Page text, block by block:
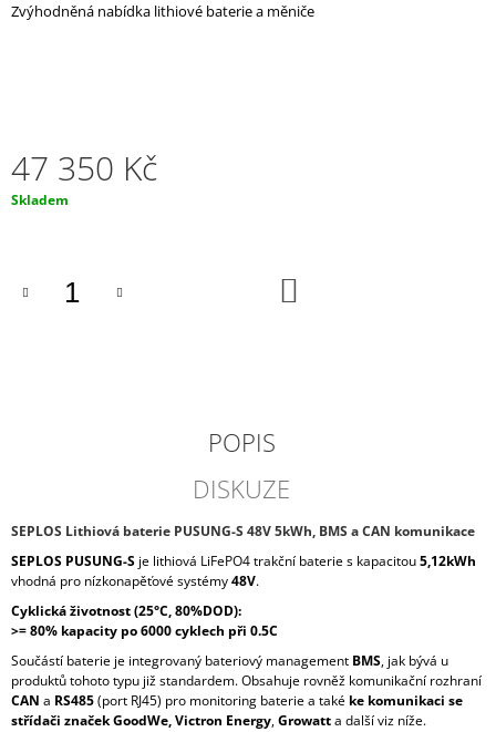
Zvýhodněná nabídka lithiové baterie a měniče
47 350 Kč
Měrná
Skladem
POPIS
DISKUZE
SEPLOS Lithiová baterie PUSUNG-S 48V 5kWh, BMS a CAN komunikace
SEPLOS PUSUNG-S je lithiová LiFePO4 trakční baterie s kapacitou5,12kWh
vhodná pro nízkonapěťové systémy48V.
Cyklická životnost (25°C, 80%DOD):
>= 80% kapacity po 6000 cyklech při 0.5C
Součástí baterie je integrovaný bateriový management BMS, jak bývá u
produktů tohoto typu již standardem. Obsahuje rovněž komunikační rozhraní
CAN a RS485(port RJ45) pro monitoring baterie a také ke komunikaci se
střídači značek GoodWe, Victron Energy,Growatta další viz níže.
J
CTEK
MXS
5.0
TEST&CHARGE
298